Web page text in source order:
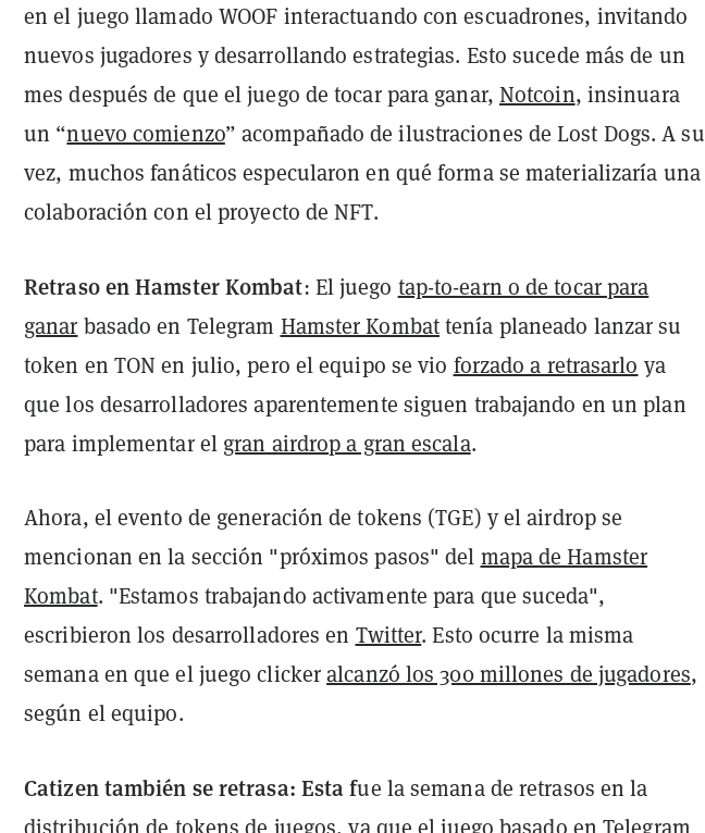
en el juego llamado WOOF interactuando con escuadrones, invitando
nuevos jugadores y desarrollando estrategias. Esto sucede más de un
mes después de que el juego de tocar para ganar, Notcoin, insinuara
un “nuevo comienzo” acompañado de ilustraciones de Lost Dogs. A su
vez, muchos fanáticos especularon en qué forma se materializaría una
colaboración con el proyecto de NFT.
Retraso en Hamster Kombat: El juego tap-to-earn o de tocar para
ganar basado en Telegram Hamster Kombattenía planeado lanzar su
token en TON en julio, pero el equipo se vio forzado a retrasarlo ya
que los desarrolladores aparentemente siguen trabajando en un plan
para implementar el gran airdrop a gran escala.
Ahora, el evento de generación de tokens (TGE) y el airdrop se
mencionan en la sección "próximos pasos" del mapa de Hamster
Kombat. "Estamos trabajando activamente para que suceda",
escribieron los desarrolladores en Twitter. Esto ocurre la misma
semana en que el juego clickeralcanzó los 300 millones de jugadores,
según el equipo.
Catizen también se retrasa: Esta fue la semana de retrasos en la
distribución de tokens de juegos, ya que el juego basado en Telegram